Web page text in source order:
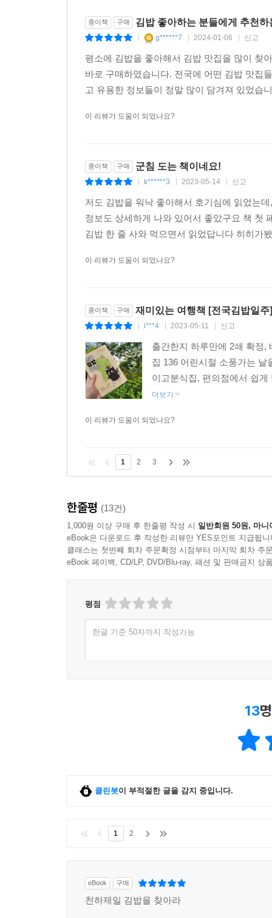
종이책 구매 김밥 좋아하는 분들에게 추천하
g******7 2024-01-06 신고
평소에 김밥을 좋아해서 김밥 맛집을 많이 찾
바로 구매하였습니다. 전국에 어떤 김밥 맛집
고 유용한 정보들이 정말 많이 담겨져 있었습
이 리뷰가 도움이 되었나요?
종이책 구매 군침 도는 책이네요!
k******3 2023-05-14 신고
저도 김밥을 워낙 좋아해서 호기심에 읽었는
정보도 상세하게 나와 있어서 좋았구요 책 첫
김밥 한 줄 사와 먹으면서 읽었답니다 히히가
이 리뷰가 도움이 되었나요?
종이책 구매 재미있는 여행책 [전국김밥일주]
i***4 2023-05-11 신고
출간한지 하루만에 2쇄 확정,
집 136 어린시절 소풍가는
이고분식집, 편의점에서 쉽
더보기
이 리뷰가 도움이 되었나요?
1 2 3
한줄평 (13건)
1,000원 이상 구매 후 한줄평 작성 시 일반회원 50원, 마니
eBook은 다운로드 후 작성한 리뷰만 YES포인트 지급됩니
클래스는 첫번째 회차 주문확정 시점부터 마지막 회차 주
eBook 페이백, CD/LP, DVD/Blu-ray, 패션 및 판매금지 상
평점
한글 기준 50자까지 작성가능
13
클린봇이 부적절한 글을 감지 중입니다.
1 2
eBook 구매
천하제일 김밥을 찾아라